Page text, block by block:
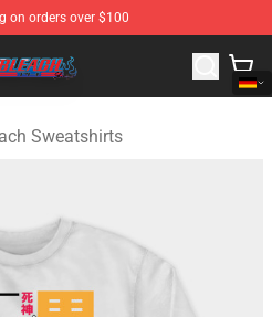
on orders over $100
Merchandise Shop
Sweatshirts